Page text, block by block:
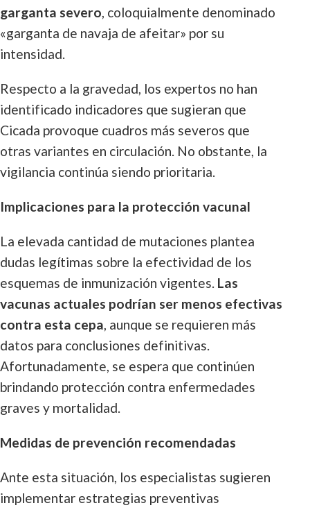
garganta severo, coloquialmente denominado
«garganta de navaja de afeitar» por su
intensidad.
Respecto a la gravedad, los expertos no han
identificado indicadores que sugieran que
Cicada provoque cuadros más severos que
otras variantes en circulación. No obstante, la
vigilancia continúa siendo prioritaria.
Implicaciones para la protección vacunal
La elevada cantidad de mutaciones plantea
dudas legítimas sobre la efectividad de los
esquemas de inmunización vigentes. Las
vacunas actuales podrían ser menos efectivas
contra esta cepa, aunque se requieren más
datos para conclusiones definitivas.
Afortunadamente, se espera que continúen
brindando protección contra enfermedades
graves y mortalidad.
Medidas de prevención recomendadas
Ante esta situación, los especialistas sugieren
implementar estrategias preventivas